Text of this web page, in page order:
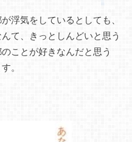
浮気をしているとしても、
て、きっとしんどいと思う
ことが好きなんだと思う
。